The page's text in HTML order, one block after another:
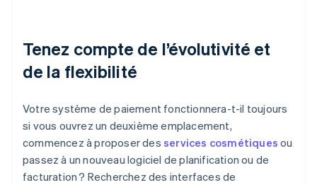
Tenez compte de l’évolutivité et
de la flexibilité
Votre système de paiement fonctionnera-t-il toujours
si vous ouvrez un deuxième emplacement,
commencez à proposer des services cosmétiques ou
passez à un nouveau logiciel de planification ou de
facturation ? Recherchez des interfaces de